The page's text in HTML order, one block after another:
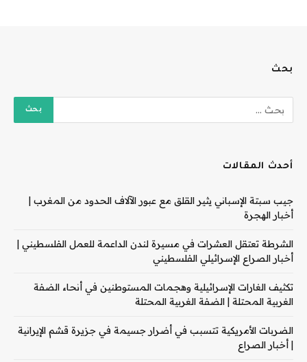
بحث
أحدث المقالات
جيب سبتة الإسباني يثير القلق مع عبور الآلاف الحدود من المغرب |
أخبار الهجرة
الشرطة تعتقل العشرات في مسيرة لندن الداعمة للعمل الفلسطيني |
أخبار الصراع الإسرائيلي الفلسطيني
تكثيف الغارات الإسرائيلية وهجمات المستوطنين في أنحاء الضفة
الغربية المحتلة | الضفة الغربية المحتلة
الضربات الأمريكية تتسبب في أضرار جسيمة في جزيرة قشم الإيرانية
| أخبار الصراع